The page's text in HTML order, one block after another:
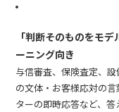
「判断そのものをモ
ーニング向き
与信審査、保険査定、
の文体・お客様応対の
ターの即時応答など、